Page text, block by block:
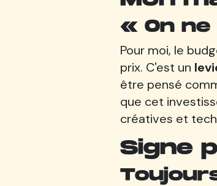
« On
Pour moi, le
prix. C'est un
être pensé
que cet
créatives et
Signe